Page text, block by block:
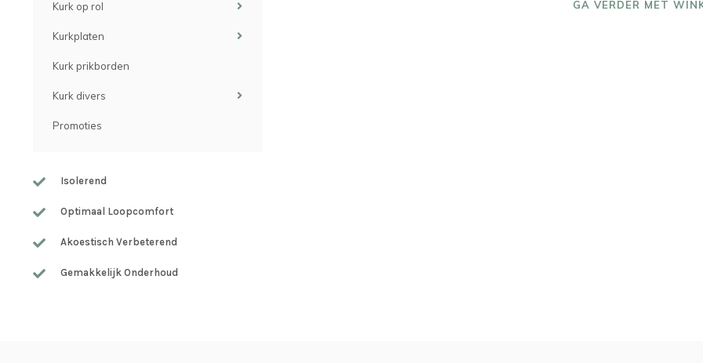
Kurk op rol
Kurkplaten
Kurk prikborden
Kurk divers
Promoties
Isolerend
Optimaal Loopcomfort
Akoestisch Verbeterend
Gemakkelijk Onderhoud
GA VERDER MET